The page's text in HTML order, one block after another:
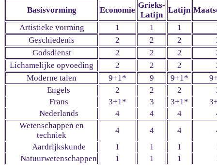
Basisvorming Economie
Grieks-
Latijn
Latijn
Artistieke vorming
1 1 1
Geschiedenis
2 2 2
Godsdienst
2 2 2
Lichamelijke opvoeding
2 2 2
Moderne talen
9+1* 9 9+1*
Engels
2 2 2
Frans
3+1* 3 3+1*
Nederlands
4 4 4
Wetenschappen en
techniek
4 4 4
Aardrijkskunde
1 1 1
Natuurwetenschappen
1 1 1